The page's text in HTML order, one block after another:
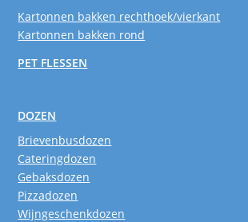
Kartonnen bakken rechthoek/vierkant
Kartonnen bakken rond
PET FLESSEN
DOZEN
Brievenbusdozen
Cateringdozen
Gebaksdozen
Pizzadozen
Wijngeschenkdozen